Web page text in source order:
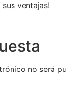
ventajas!
no será